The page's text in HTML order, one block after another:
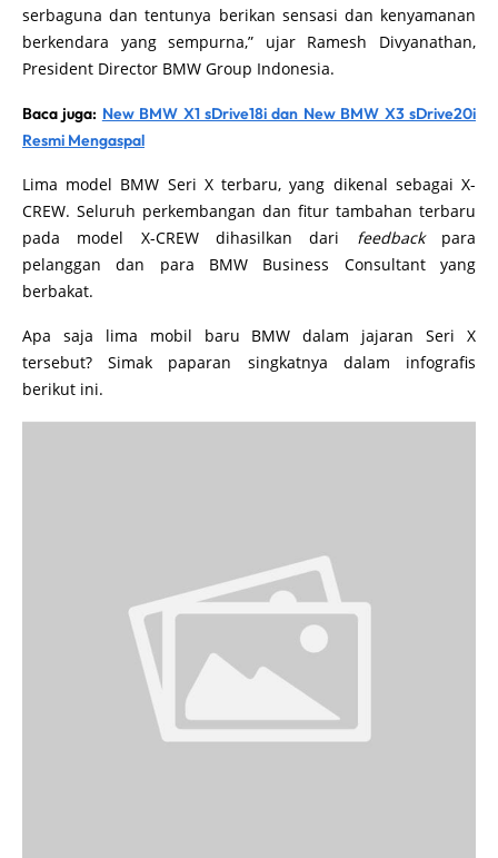
serbaguna dan tentunya berikan sensasi dan kenyamanan
berkendara yang sempurna,” ujar Ramesh Divyanathan,
President Director BMW Group Indonesia.
Baca juga: New BMW X1 sDrive18i dan New BMW X3 sDrive20i
Resmi Mengaspal
Lima model BMW Seri X terbaru, yang dikenal sebagai X-
CREW. Seluruh perkembangan dan fitur tambahan terbaru
pada model X-CREW dihasilkan dari feedbackpara
pelanggan dan para BMW Business Consultant yang
berbakat.
Apa saja lima mobil baru BMW dalam jajaran Seri X
tersebut? Simak paparan singkatnya dalam infografis
berikut ini.